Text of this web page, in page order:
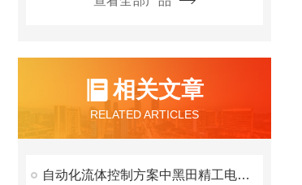
相关文章
RELATED ARTICLES
自动化流体控制方案中黑田精工电磁阀的应用价值